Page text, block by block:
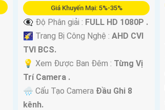
Giá Khuyến Mại: 5%-35%
👁️‍🗨 Độ Phân giải : FULL HD 1080P .
🌠 Trang Bị Công Nghệ :AHD CVI
TVI BCS.
💡 Xem Được Ban Đêm : Từng Vị
Trí Camera .
🌧️ Cấu Tạo Camera Đầu Ghi 8
kênh.